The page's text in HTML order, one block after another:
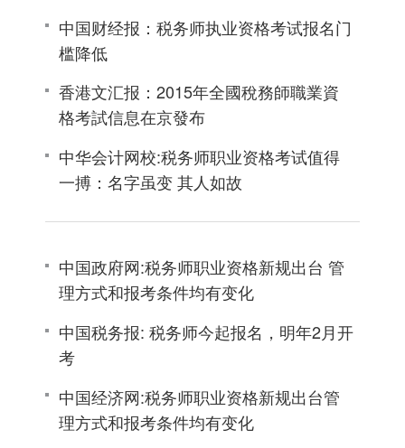
中国财经报：税务师执业资格考试报名门
槛降低
香港文汇报：2015年全國稅務師職業資
格考試信息在京發布
中华会计网校:税务师职业资格考试值得
一搏：名字虽变 其人如故
中国政府网:税务师职业资格新规出台 管
理方式和报考条件均有变化
中国税务报: 税务师今起报名，明年2月开
考
中国经济网:税务师职业资格新规出台管
理方式和报考条件均有变化